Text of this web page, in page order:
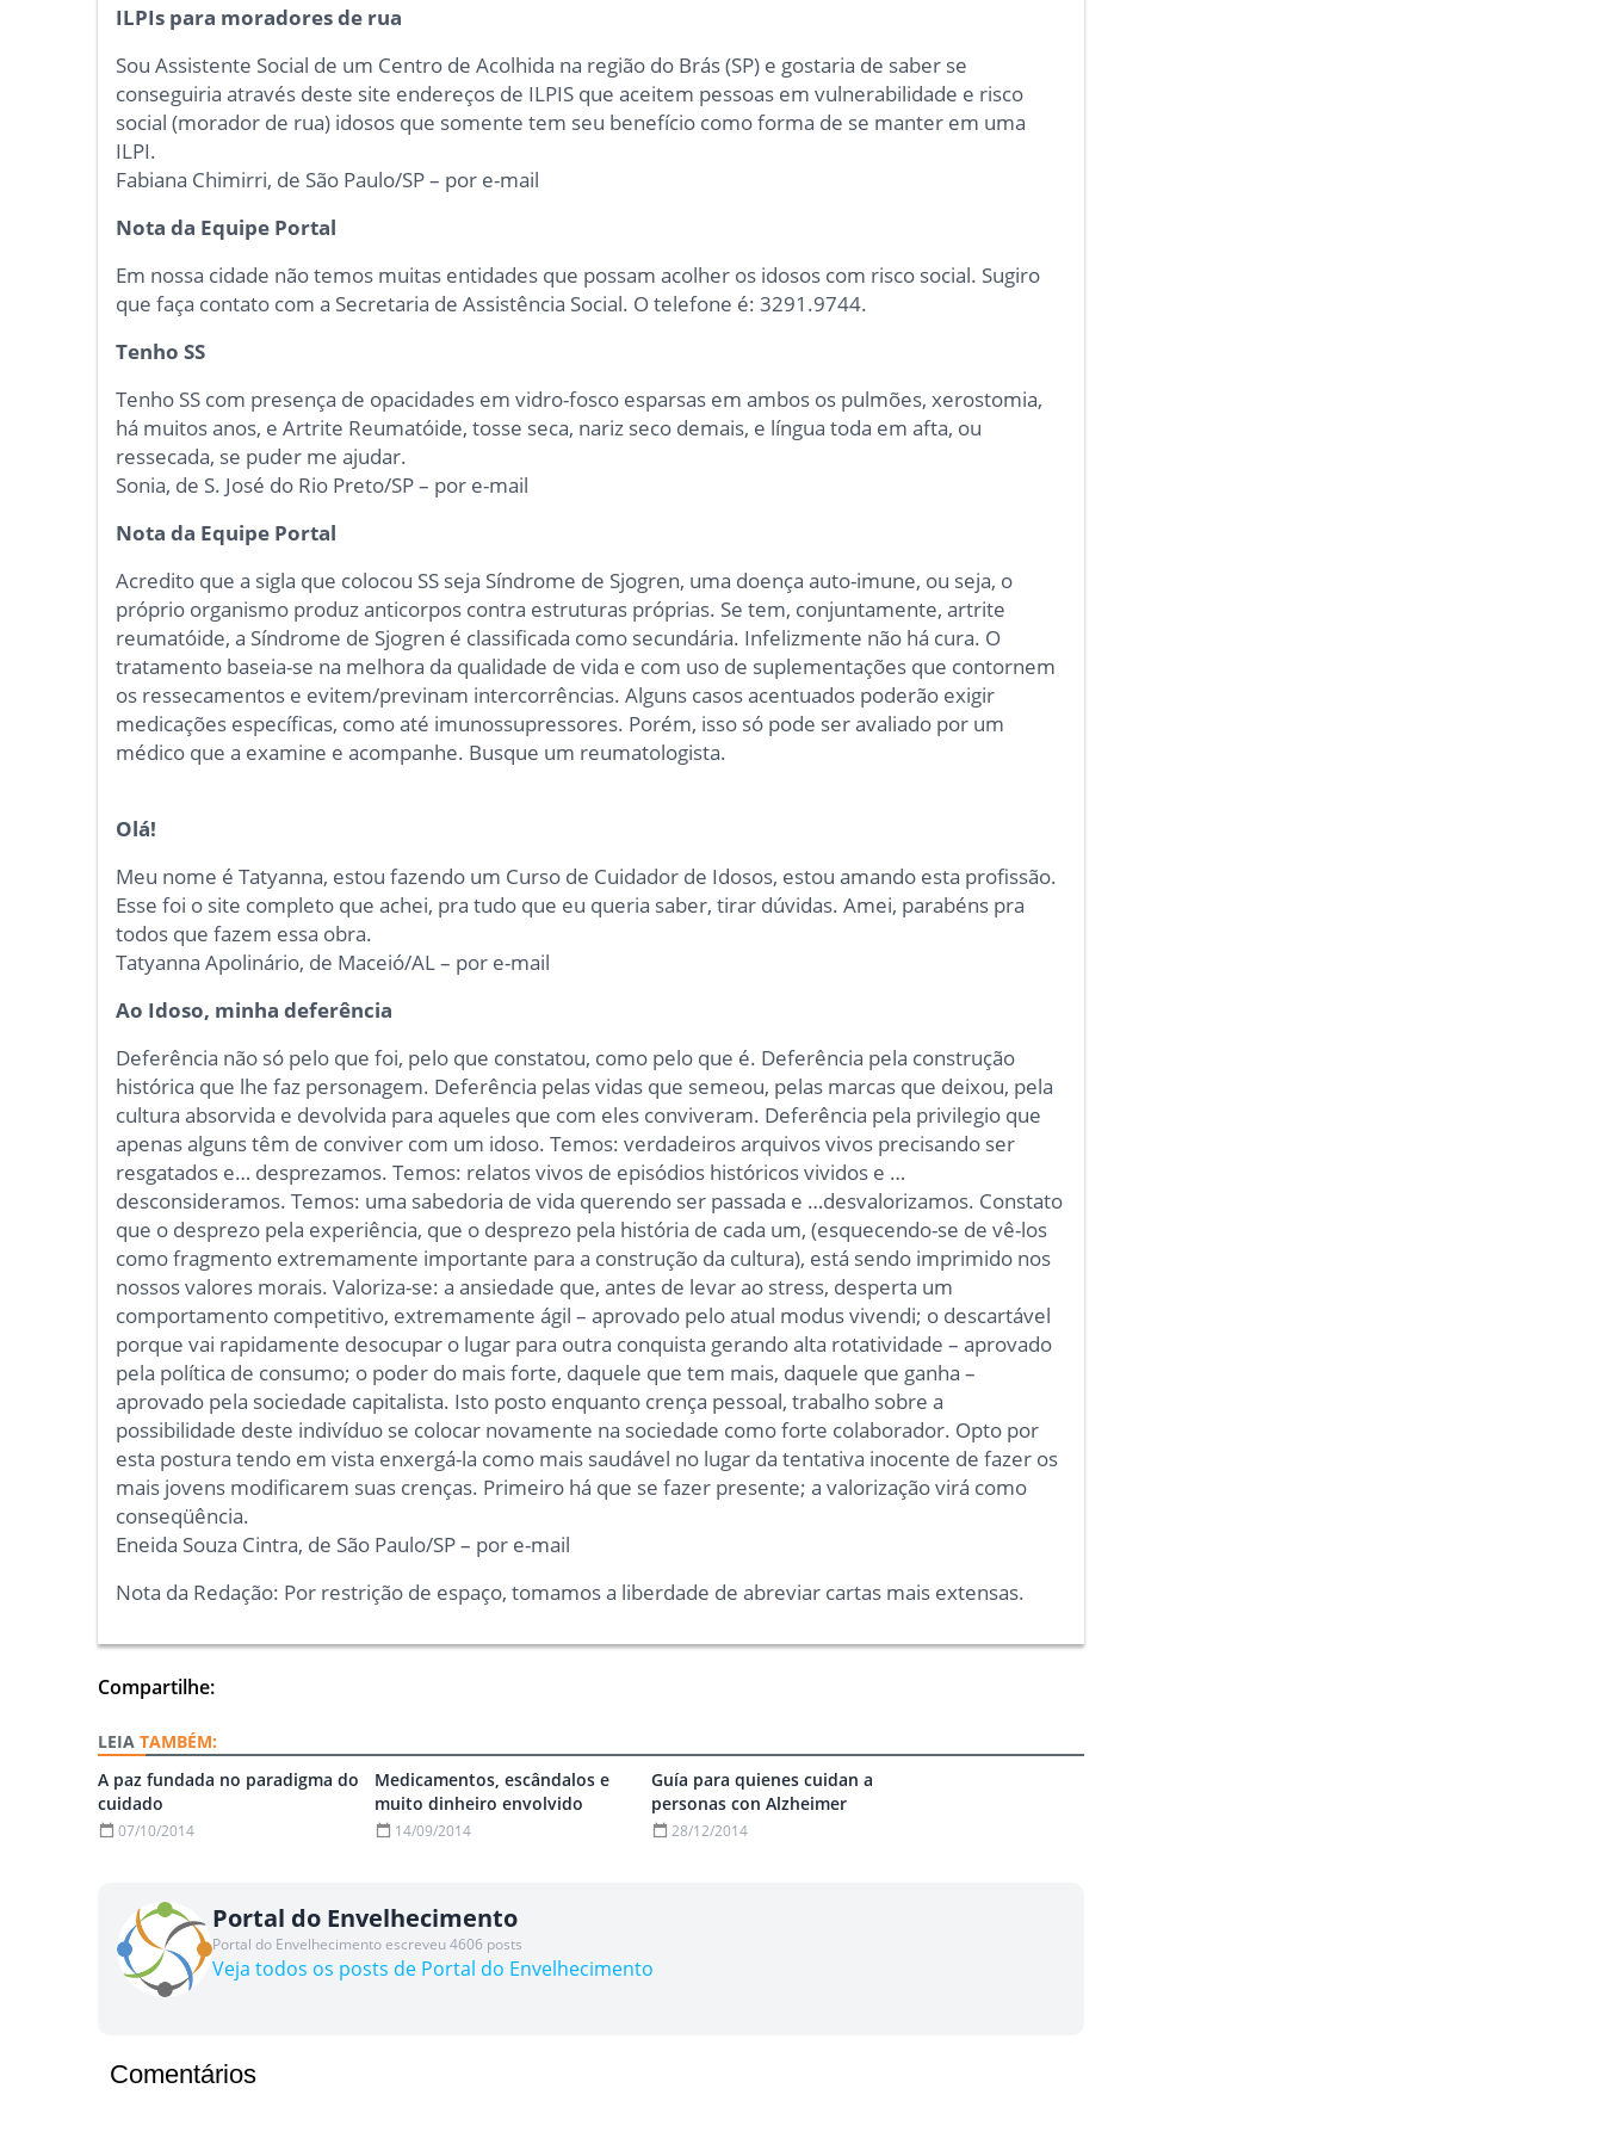
ILPIs para moradores de rua
Sou Assistente Social de um Centro de Acolhida na região do Brás (SP) e gostaria de saber se
conseguiria através deste site endereços de ILPIS que aceitem pessoas em vulnerabilidade e risco
social (morador de rua) idosos que somente tem seu benefício como forma de se manter em uma
ILPI.
Fabiana Chimirri, de São Paulo/SP – por e-mail
Nota da Equipe Portal
Em nossa cidade não temos muitas entidades que possam acolher os idosos com risco social. Sugiro
que faça contato com a Secretaria de Assistência Social. O telefone é: 3291.9744.
Tenho SS
Tenho SS com presença de opacidades em vidro-fosco esparsas em ambos os pulmões, xerostomia,
há muitos anos, e Artrite Reumatóide, tosse seca, nariz seco demais, e língua toda em afta, ou
ressecada, se puder me ajudar.
Sonia, de S. José do Rio Preto/SP – por e-mail
Nota da Equipe Portal
Acredito que a sigla que colocou SS seja Síndrome de Sjogren, uma doença auto-imune, ou seja, o
próprio organismo produz anticorpos contra estruturas próprias. Se tem, conjuntamente, artrite
reumatóide, a Síndrome de Sjogren é classificada como secundária. Infelizmente não há cura. O
tratamento baseia-se na melhora da qualidade de vida e com uso de suplementações que contornem
os ressecamentos e evitem/previnam intercorrências. Alguns casos acentuados poderão exigir
medicações específicas, como até imunossupressores. Porém, isso só pode ser avaliado por um
médico que a examine e acompanhe. Busque um reumatologista.
Olá!
Meu nome é Tatyanna, estou fazendo um Curso de Cuidador de Idosos, estou amando esta profissão.
Esse foi o site completo que achei, pra tudo que eu queria saber, tirar dúvidas. Amei, parabéns pra
todos que fazem essa obra.
Tatyanna Apolinário, de Maceió/AL – por e-mail
Ao Idoso, minha deferência
Deferência não só pelo que foi, pelo que constatou, como pelo que é. Deferência pela construção
histórica que lhe faz personagem. Deferência pelas vidas que semeou, pelas marcas que deixou, pela
cultura absorvida e devolvida para aqueles que com eles conviveram. Deferência pela privilegio que
apenas alguns têm de conviver com um idoso. Temos: verdadeiros arquivos vivos precisando ser
resgatados e… desprezamos. Temos: relatos vivos de episódios históricos vividos e …
desconsideramos. Temos: uma sabedoria de vida querendo ser passada e …desvalorizamos. Constato
que o desprezo pela experiência, que o desprezo pela história de cada um, (esquecendo-se de vê-los
como fragmento extremamente importante para a construção da cultura), está sendo imprimido nos
nossos valores morais. Valoriza-se: a ansiedade que, antes de levar ao stress, desperta um
comportamento competitivo, extremamente ágil – aprovado pelo atual modus vivendi; o descartável
porque vai rapidamente desocupar o lugar para outra conquista gerando alta rotatividade – aprovado
pela política de consumo; o poder do mais forte, daquele que tem mais, daquele que ganha –
aprovado pela sociedade capitalista. Isto posto enquanto crença pessoal, trabalho sobre a
possibilidade deste indivíduo se colocar novamente na sociedade como forte colaborador. Opto por
esta postura tendo em vista enxergá-la como mais saudável no lugar da tentativa inocente de fazer os
mais jovens modificarem suas crenças. Primeiro há que se fazer presente; a valorização virá como
conseqüência.
Eneida Souza Cintra, de São Paulo/SP – por e-mail
Nota da Redação: Por restrição de espaço, tomamos a liberdade de abreviar cartas mais extensas.
Compartilhe:
TAMBÉM:
A paz fundada no paradigma do
cuidado
07/10/2014
Medicamentos, escândalos e
muito dinheiro envolvido
14/09/2014
Guía para quienes cuidan a
personas con Alzheimer
28/12/2014
Portal do Envelhecimento
Portal do Envelhecimento escreveu 4606 posts
Veja todos os posts de Portal do Envelhecimento
Comentários